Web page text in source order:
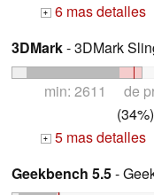
+ 6 mas detalles
3DMark- 3DMark
min: 2611 de
(34%)
+ 5 mas detalles
Geekbench 5.5-